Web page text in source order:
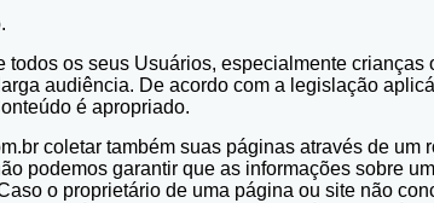
os seus Usuários, especialmente crianças
audiência. De acordo com a legislação
é apropriado.
coletar também suas páginas através de um
podemos garantir que as informações sobre
o proprietário de uma página ou site não